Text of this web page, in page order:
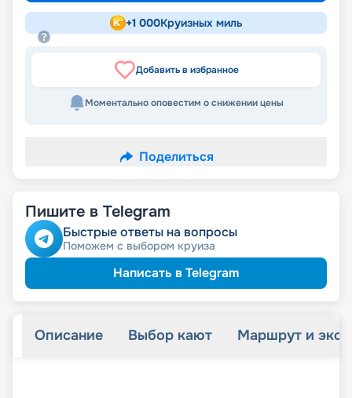
+1 000Круизных миль
Добавить в избранное
Моментально оповестим о снижении цены
Поделиться
Пишите в Telegram
Быстрые ответы на вопросы
Поможем с выбором круиза
Написать в Telegram
Описание Выбор кают Маршрут и